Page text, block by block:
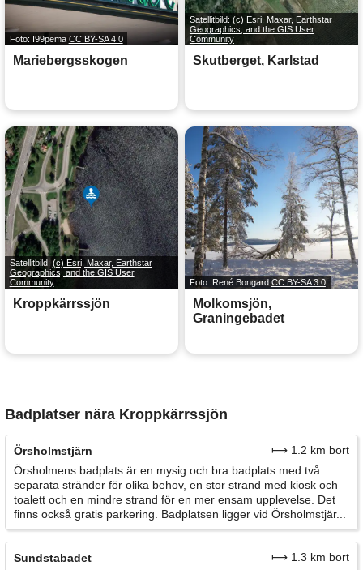
Foto: I99pema CC BY-SA 4.0
Mariebergsskogen
Satellitbild: (c) Esri, Maxar, Earthstar
Geographics, and the GIS User
Community
Skutberget, Karlstad
Satellitbild: (c) Esri, Maxar, Earthstar
Geographics, and the GIS User
Community
Kroppkärrssjön
Foto: René BongardCC BY-SA 3.0
Molkomsjön,
Graningebadet
Badplatser nära Kroppkärrssjön
Örsholmstjärn
⟼ 1.2 km bort
Örsholmens badplats är en mysig och bra badplats med två
separata stränder för olika behov, en stor strand med kiosk och
toalett och en mindre strand för en mer ensam upplevelse. Det
finns också gratis parkering. Badplatsen ligger vid Örsholmstjär...
Sundstabadet
⟼ 1.3 km bort